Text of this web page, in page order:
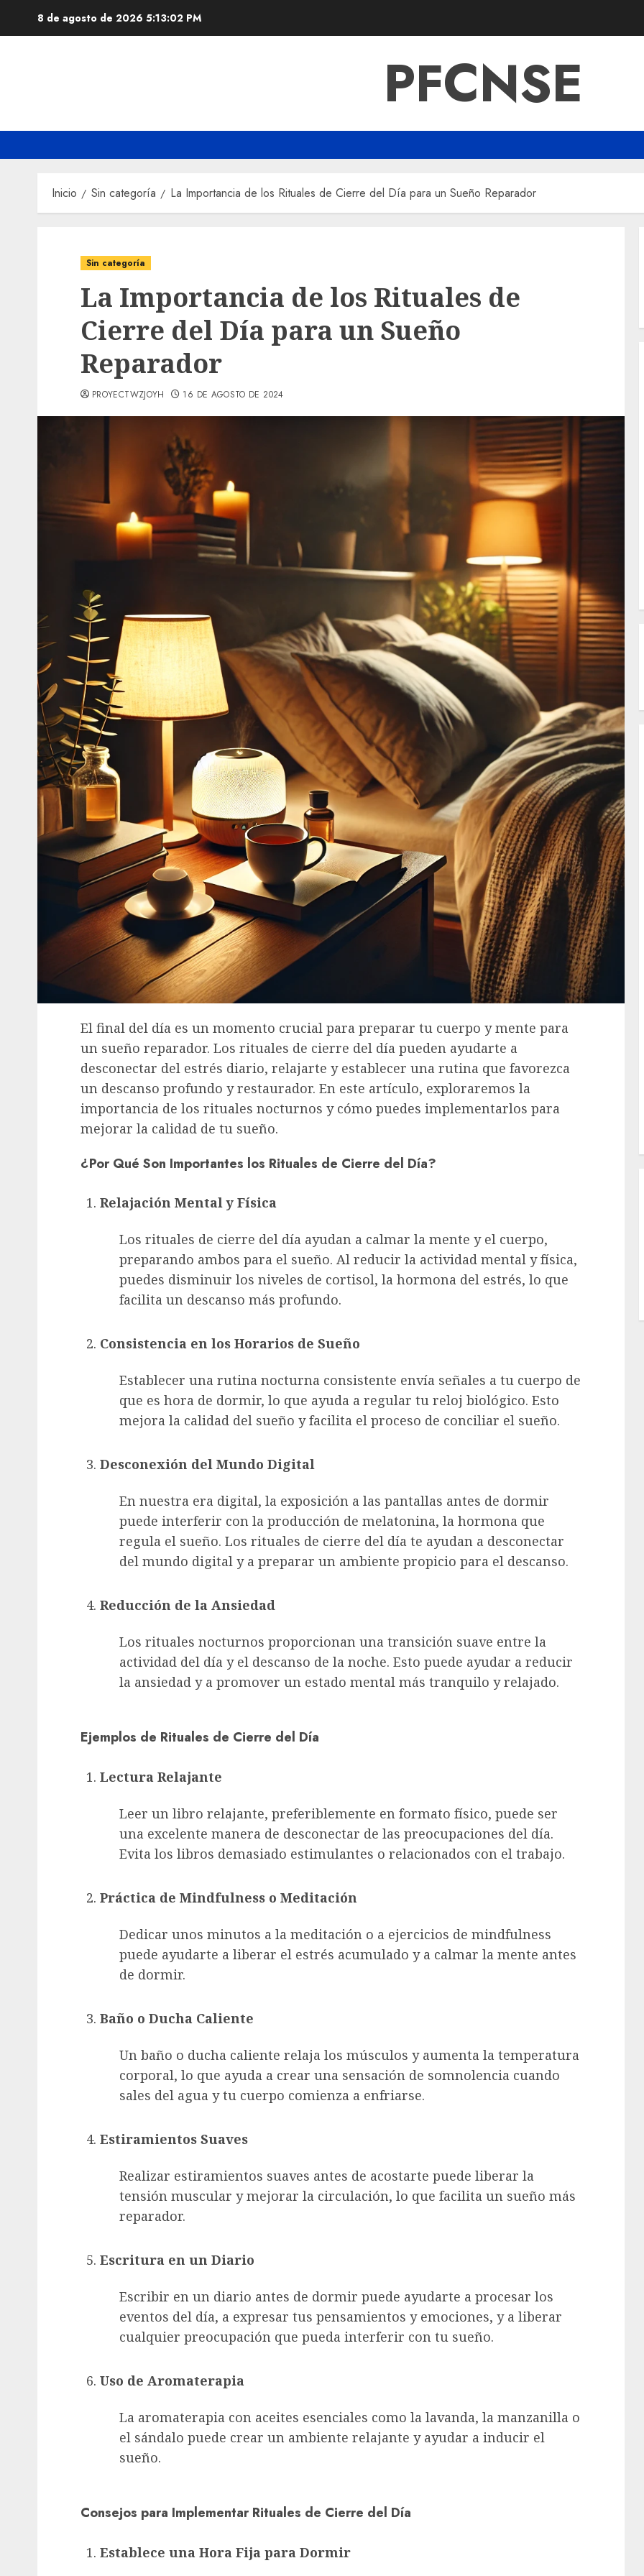
8 de agosto de 2026 5:13:03 PM
PFCNSE
Inicio Sin categoría La Importancia de los Rituales de Cierre del Día para un Sueño Reparador
Sin categoría
La Importancia de los Rituales de
Cierre del Día para un Sueño
Reparador
PROYECTWZJOYH 16 DE AGOSTO DE 2024
El final del día es un momento crucial para preparar tu cuerpo y mente para
un sueño reparador. Los rituales de cierre del día pueden ayudarte a
desconectar del estrés diario, relajarte y establecer una rutina que favorezca
un descanso profundo y restaurador. En este artículo, exploraremos la
importancia de los rituales nocturnos y cómo puedes implementarlos para
mejorar la calidad de tu sueño.
¿Por Qué Son Importantes los Rituales de Cierre del Día?
Relajación Mental y Física
Los rituales de cierre del día ayudan a calmar la mente y el cuerpo,
preparando ambos para el sueño. Al reducir la actividad mental y física,
puedes disminuir los niveles de cortisol, la hormona del estrés, lo que
facilita un descanso más profundo.
Consistencia en los Horarios de Sueño
Establecer una rutina nocturna consistente envía señales a tu cuerpo de
que es hora de dormir, lo que ayuda a regular tu reloj biológico. Esto
mejora la calidad del sueño y facilita el proceso de conciliar el sueño.
Desconexión del Mundo Digital
En nuestra era digital, la exposición a las pantallas antes de dormir
puede interferir con la producción de melatonina, la hormona que
regula el sueño. Los rituales de cierre del día te ayudan a desconectar
del mundo digital y a preparar un ambiente propicio para el descanso.
Reducción de la Ansiedad
Los rituales nocturnos proporcionan una transición suave entre la
actividad del día y el descanso de la noche. Esto puede ayudar a reducir
la ansiedad y a promover un estado mental más tranquilo y relajado.
Ejemplos de Rituales de Cierre del Día
Lectura Relajante
Leer un libro relajante, preferiblemente en formato físico, puede ser
una excelente manera de desconectar de las preocupaciones del día.
Evita los libros demasiado estimulantes o relacionados con el trabajo.
Práctica de Mindfulness o Meditación
Dedicar unos minutos a la meditación o a ejercicios de mindfulness
puede ayudarte a liberar el estrés acumulado y a calmar la mente antes
de dormir.
Baño o Ducha Caliente
Un baño o ducha caliente relaja los músculos y aumenta la temperatura
corporal, lo que ayuda a crear una sensación de somnolencia cuando
sales del agua y tu cuerpo comienza a enfriarse.
Estiramientos Suaves
Realizar estiramientos suaves antes de acostarte puede liberar la
tensión muscular y mejorar la circulación, lo que facilita un sueño más
reparador.
Escritura en un Diario
Escribir en un diario antes de dormir puede ayudarte a procesar los
eventos del día, a expresar tus pensamientos y emociones, y a liberar
cualquier preocupación que pueda interferir con tu sueño.
Uso de Aromaterapia
La aromaterapia con aceites esenciales como la lavanda, la manzanilla o
el sándalo puede crear un ambiente relajante y ayudar a inducir el
sueño.
Consejos para Implementar Rituales de Cierre del Día
Establece una Hora Fija para Dormir